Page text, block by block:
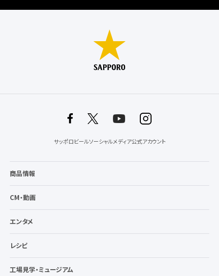
サッポロビールソーシャルメディア公式アカウント
商品情報
CM・動画
エンタメ
レシピ
工場見学・ミュージアム